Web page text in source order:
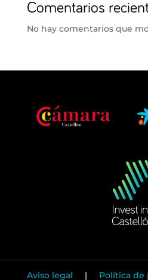
Comentarios
No hay comentarios que
Aviso legal | Política de